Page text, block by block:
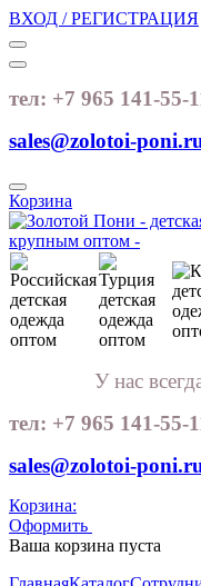
ВХОД / РЕГИСТРАЦИЯ
тел: +7 965 141-55-
sales@zolotoi-
Корзина
У нас
тел: +7 965 141-55-
sales@zolotoi-
Корзина:
Оформить
Ваша корзина пуста